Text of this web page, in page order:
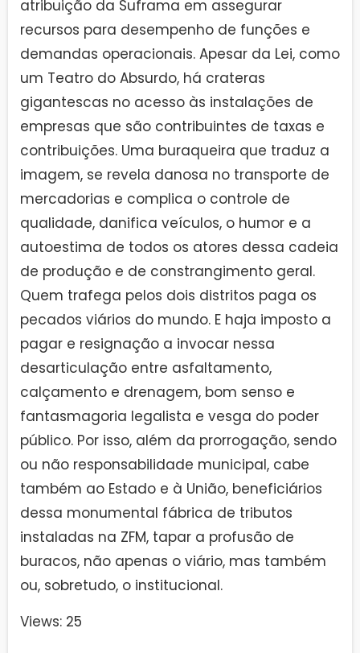
atribuição da Suframa em assegurar
recursos para desempenho de funções e
demandas operacionais. Apesar da Lei, como
um Teatro do Absurdo, há crateras
gigantescas no acesso às instalações de
empresas que são contribuintes de taxas e
contribuições. Uma buraqueira que traduz a
imagem, se revela danosa no transporte de
mercadorias e complica o controle de
qualidade, danifica veículos, o humor e a
autoestima de todos os atores dessa cadeia
de produção e de constrangimento geral.
Quem trafega pelos dois distritos paga os
pecados viários do mundo. E haja imposto a
pagar e resignação a invocar nessa
desarticulação entre asfaltamento,
calçamento e drenagem, bom senso e
fantasmagoria legalista e vesga do poder
público. Por isso, além da prorrogação, sendo
ou não responsabilidade municipal, cabe
também ao Estado e à União, beneficiários
dessa monumental fábrica de tributos
instaladas na ZFM, tapar a profusão de
buracos, não apenas o viário, mas também
ou, sobretudo, o institucional.
Views: 25